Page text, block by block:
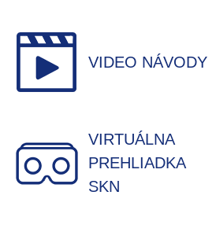
VIDEO NÁVODY
VIRTUÁLNA
PREHLIADKA
SKN